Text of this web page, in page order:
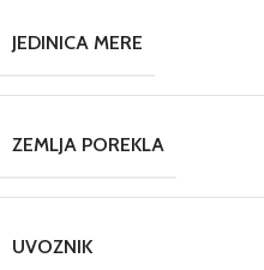
JEDINICA MERE
ZEMLJA POREKLA
UVOZNIK